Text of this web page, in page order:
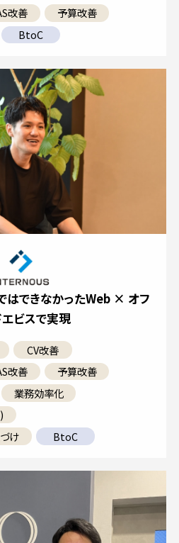
改善
予算改善
BtoC
はできなかったWeb × オフ
ビスで実現
CV改善
改善
予算改善
業務効率化
け
BtoC